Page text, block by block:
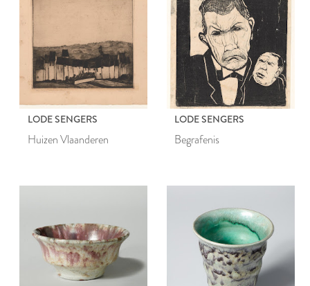
LODE SENGERS
Huizen Vlaanderen
LODE SENGERS
Begrafenis